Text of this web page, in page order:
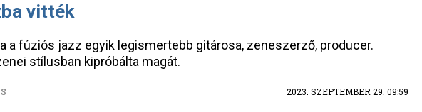
vitték
a fúziós jazz egyik legismertebb gitárosa, zeneszerző, producer.
stílusban kipróbálta magát.
2023. SZEPTEMBER 29. 09:59